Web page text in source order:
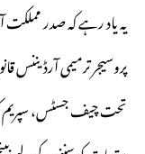
یہ یاد رہے کہ صدر
پروسیجر ترمیمی
تحت چیف جسٹس، سپریم